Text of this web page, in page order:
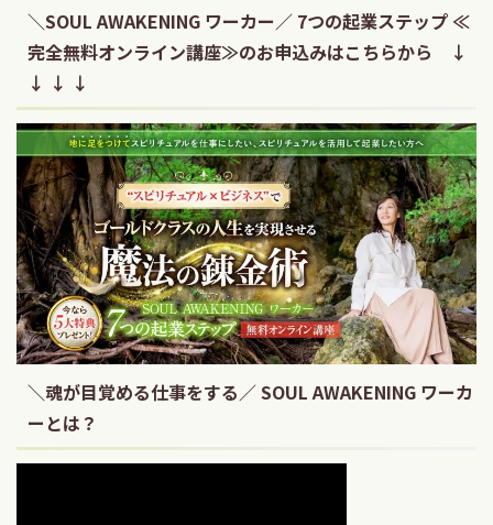
＼SOUL AWAKENING ワーカー／ 7つの起業ステップ ≪
完全無料オンライン講座≫のお申込みはこちらから ↓
↓ ↓ ↓
＼魂が目覚める仕事をする／ SOUL AWAKENING ワーカ
ーとは？